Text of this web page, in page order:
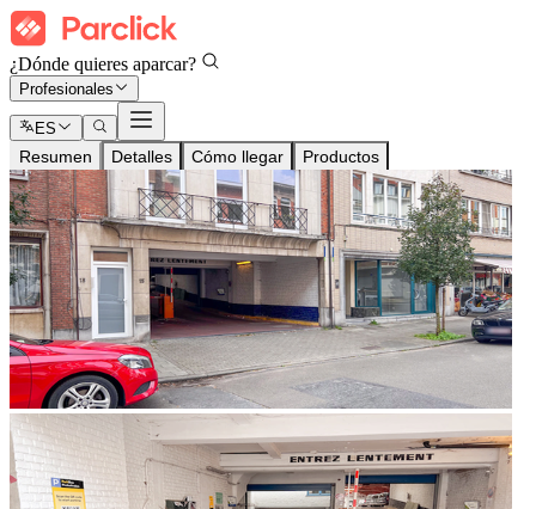
¿Dónde quieres aparcar?
Profesionales
ES
Resumen Detalles Cómo llegar Productos